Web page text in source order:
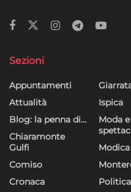
Sezioni
Appuntamenti
Attualità
Blog: la penna di…
Chiaramonte
Gulfi
Comiso
Cronaca
Ispica
Moda e
Modica
Politica